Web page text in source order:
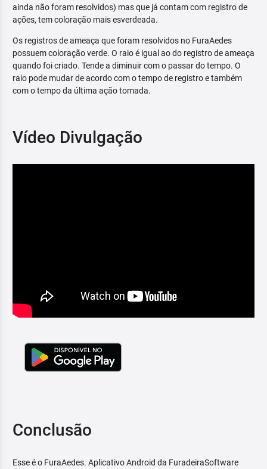
ainda não foram resolvidos) mas que já contam com registro de
ações, tem coloração mais esverdeada.
Os registros de ameaça que foram resolvidos no FuraAedes
possuem coloração verde. O raio é igual ao do registro de ameaça
quando foi criado. Tende a diminuir com o passar do tempo. O
raio pode mudar de acordo com o tempo de registro e também
com o tempo da última ação tomada.
Vídeo Divulgação
Conclusão
Esse é o FuraAedes. Aplicativo Android da FuradeiraSoftware